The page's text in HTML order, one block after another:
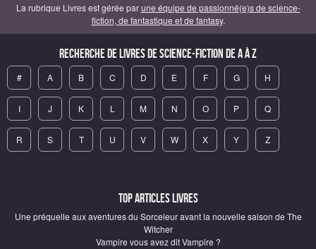
La rubrique Livres est gérée parune équipe de passionné(e)s de science-
fiction, de fantastique et de fantasy.
Recherche de Livres de science-fiction de A à Z
# A B C D E F G H
I J K L M N O P Q
R S T U V W X Y Z
Top articles Livres
Une préquelle aux aventures du Sorceleur avant la nouvelle saison de The
Witcher
Vampire vous avez dit Vampire ?